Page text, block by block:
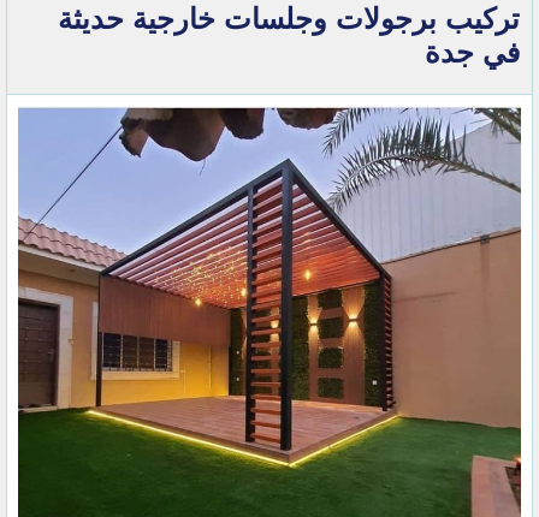
تركيب برجولات وجلسات خارجية حديثة
في جدة